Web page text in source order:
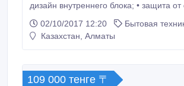
дизайн внутреннего блока; • защита от скачков
COOL для быстрого охлаждения; • фильтры
"Antibacteria" очищают воздух от
пневмонии; • режим Power Heating для экономичной
02/10/2017 12:20
Бытовая
Казахстан, Алматы
109 000 тенге 〒